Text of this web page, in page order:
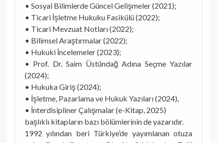
• Sosyal Bilimlerde Güncel Gelişmeler (2021);
• Ticari İşletme Hukuku Fasikülü (2022);
• Ticari Mevzuat Notları (2022);
• Bilimsel Araştırmalar (2022);
• Hukuki İncelemeler (2023);
• Prof. Dr. Saim Üstündağ Adına Seçme Yazılar
(2024);
• Hukuka Giriş (2024);
• İşletme, Pazarlama ve Hukuk Yazıları (2024),
• İnterdisipliner Çalışmalar (e-Kitap, 2025)
başlıklı kitapların bazı bölümlerinin de yazarıdır.
1992 yılından beri Türkiye’de yayımlanan otuza